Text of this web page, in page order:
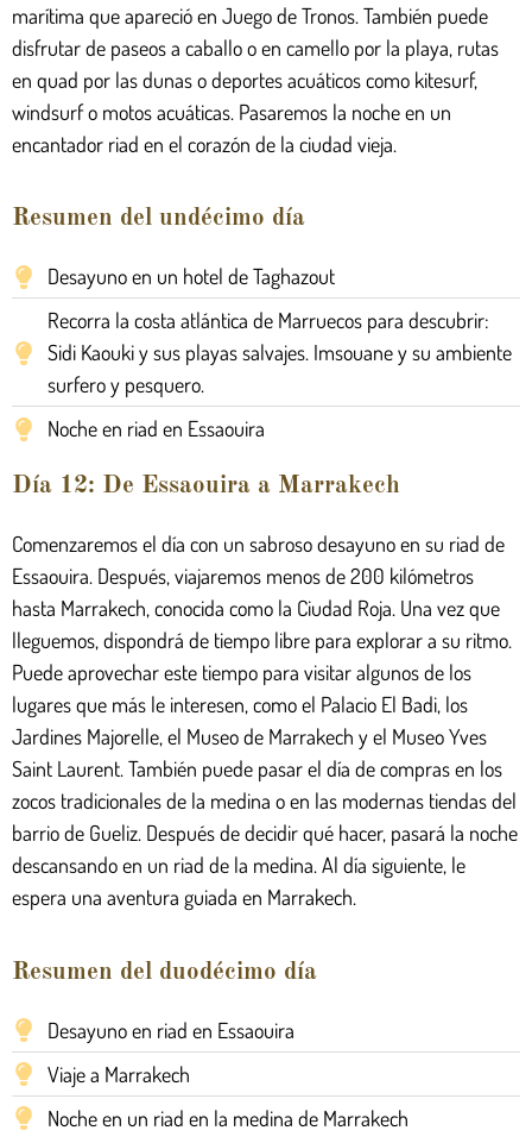
marítima que apareció en Juego de Tronos. También puede
disfrutar de paseos a caballo o en camello por la playa, rutas
en quad por las dunas o deportes acuáticos como kitesurf,
windsurf o motos acuáticas. Pasaremos la noche en un
encantador riad en el corazón de la ciudad vieja.
Resumen del undécimo día
Desayuno en un hotel de Taghazout
Recorra la costa atlántica de Marruecos para descubrir:
Sidi Kaouki y sus playas salvajes. Imsouane y su ambiente
surfero y pesquero.
Noche en riad en Essaouira
Día 12: De Essaouira a Marrakech
Comenzaremos el día con un sabroso desayuno en su riad de
Essaouira. Después, viajaremos menos de 200 kilómetros
hasta Marrakech, conocida como la Ciudad Roja. Una vez que
lleguemos, dispondrá de tiempo libre para explorar a su ritmo.
Puede aprovechar este tiempo para visitar algunos de los
lugares que más le interesen, como el Palacio El Badi, los
Jardines Majorelle, el Museo de Marrakech y el Museo Yves
Saint Laurent. También puede pasar el día de compras en los
zocos tradicionales de la medina o en las modernas tiendas del
barrio de Gueliz. Después de decidir qué hacer, pasará la noche
descansando en un riad de la medina. Al día siguiente, le
espera una aventura guiada en Marrakech.
Resumen del duodécimo día
Desayuno en riad en Essaouira
Viaje a Marrakech
Noche en un riad en la medina de Marrakech